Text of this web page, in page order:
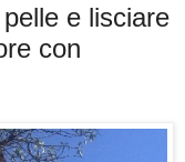
e lisciare
con